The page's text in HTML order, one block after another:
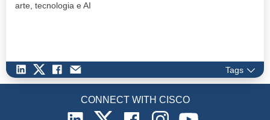
arte, tecnologia e AI
Tags
CONNECT WITH CISCO